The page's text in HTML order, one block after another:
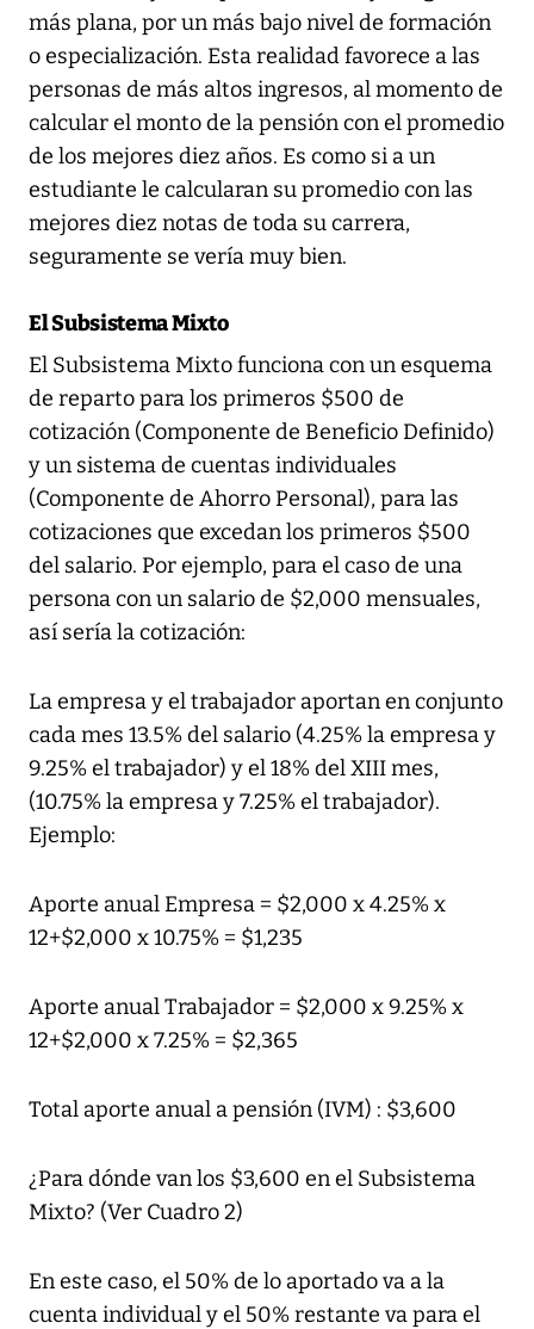
más plana, por un más bajo nivel de formación
o especialización. Esta realidad favorece a las
personas de más altos ingresos, al momento de
calcular el monto de la pensión con el promedio
de los mejores diez años. Es como si a un
estudiante le calcularan su promedio con las
mejores diez notas de toda su carrera,
seguramente se vería muy bien.
El Subsistema Mixto
El Subsistema Mixto funciona con un esquema
de reparto para los primeros $500 de
cotización (Componente de Beneficio Definido)
y un sistema de cuentas individuales
(Componente de Ahorro Personal), para las
cotizaciones que excedan los primeros $500
del salario. Por ejemplo, para el caso de una
persona con un salario de $2,000 mensuales,
así sería la cotización:
La empresa y el trabajador aportan en conjunto
cada mes 13.5% del salario (4.25% la empresa y
9.25% el trabajador) y el 18% del XIII mes,
(10.75% la empresa y 7.25% el trabajador).
Ejemplo:
Aporte anual Empresa = $2,000 x 4.25% x
12+$2,000 x 10.75% = $1,235
Aporte anual Trabajador = $2,000 x 9.25% x
12+$2,000 x 7.25% = $2,365
Total aporte anual a pensión (IVM) : $3,600
¿Para dónde van los $3,600 en el Subsistema
Mixto? (Ver Cuadro 2)
En este caso, el 50% de lo aportado va a la
cuenta individual y el 50% restante va para el